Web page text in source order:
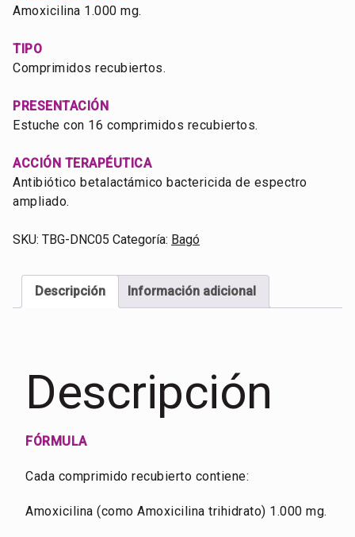
Amoxicilina 1.000 mg.
TIPO
Comprimidos recubiertos.
PRESENTACIÓN
Estuche con 16 comprimidos recubiertos.
ACCIÓN TERAPÉUTICA
Antibiótico betalactámico bactericida de espectro
ampliado.
SKU: TBG-DNC05 Categoría: Bagó
Descripción Información adicional
Descripción
FÓRMULA
Cada comprimido recubierto contiene:
Amoxicilina (como Amoxicilina trihidrato) 1.000 mg.